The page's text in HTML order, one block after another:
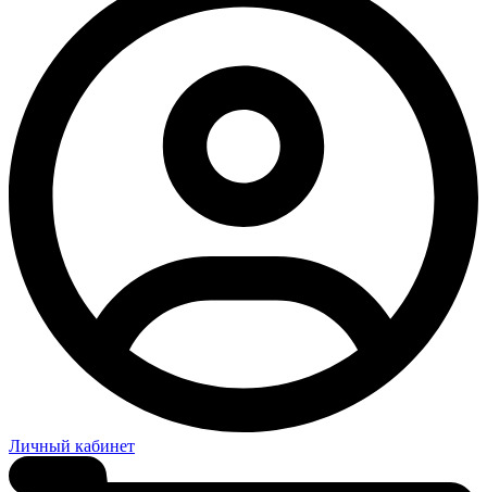
Личный кабинет